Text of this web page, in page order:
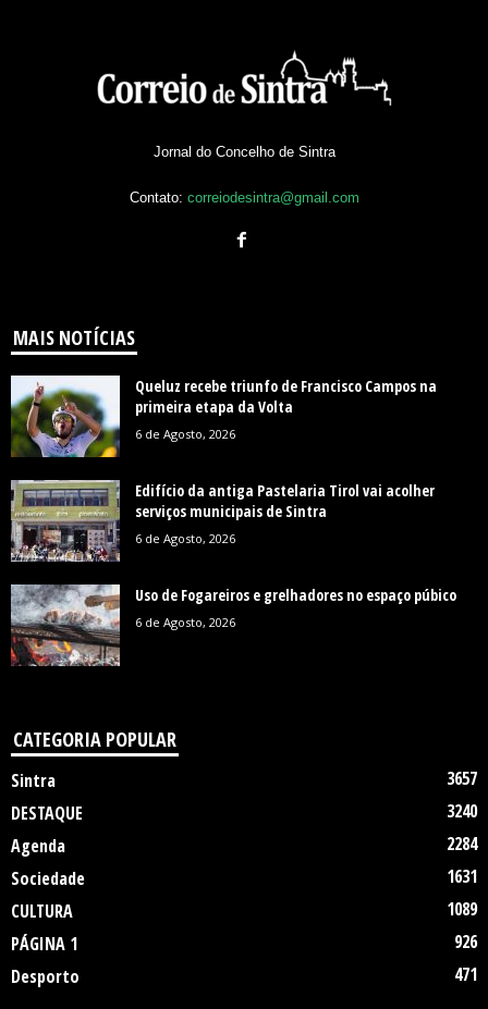
Jornal do Concelho de Sintra
Contato: correiodesintra@gmail.com
MAIS NOTÍCIAS
Queluz recebe triunfo de Francisco Campos na
primeira etapa da Volta
6 de Agosto, 2026
Edifício da antiga Pastelaria Tirol vai acolher
serviços municipais de Sintra
6 de Agosto, 2026
Uso de Fogareiros e grelhadores no espaço púbico
6 de Agosto, 2026
CATEGORIA POPULAR
Sintra
3657
DESTAQUE
3240
Agenda
2284
Sociedade
1631
CULTURA
1089
PÁGINA 1
926
Desporto
471